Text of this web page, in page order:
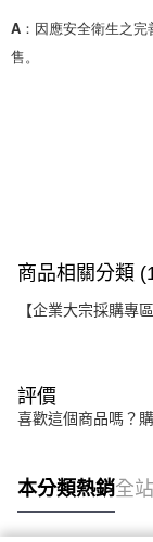
A：因應安全衛生之
售。
商品相關分類
【企業大宗採購專區
評價
喜歡這個商品嗎？
本分類熱銷全